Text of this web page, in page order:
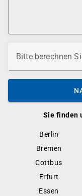
Sie finden
Berlin
Bremen
Cottbus
Erfurt
Essen
Bitte berechnen